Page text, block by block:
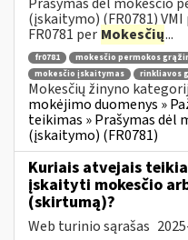
(įskaitymo) (FR0781)
FR0781 per Mokesčių...
fr0781 mokesčio permokos
mokesčio įskaitymas
rinkliavos
Mokesčių žinyno
mokėjimo duomenys »
teikimas » Prašymas dėl
(įskaitymo) (FR0781)
Kuriais atvejais
įskaityti mokesčio
(skirtumą)?
Web turinio sąrašas